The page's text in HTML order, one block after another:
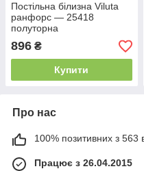
Постільна білизна Viluta
ранфорс — 25418
полуторна
896 ₴
Купити
Про нас
100% позитивних з 563
Працює з 26.04.2015